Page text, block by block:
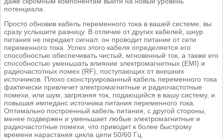
потенциала.
Просто обновив кабель переменного тока в вашей системе, вы
сразу услышите разницу. В отличие от других кабелей, шнур
питания не передает сигнал: он проводит питание от сети
переменного тока. Успех этого кабеля определяется его
способностью обеспечивать чистый, мгновенный ток, а также его
способностью уменьшать влияние электромагнитных (EMI) и
радиочастотных помех (RF), поступающих от внешних
источников. Плохо сконструированный кабель переменного тока
фактически привлечет электромагнитные и радиочастотные
помехи, или шум, загрязняя ток, подающийся в вашу систему, и
повышая импеданс источника питания переменного тока.
Оптимально построенный кабель питания, с другой стороны,
менее подвержен и уменьшает любые электромагнитные и
радиочастотные помехи, что приводит к более быстрому
времени нарастания цикла цепи 50/60 Гц.